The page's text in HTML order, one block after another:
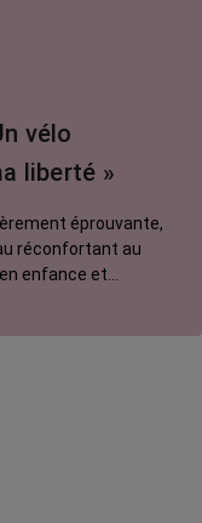
vélo
liberté »
éprouvante,
réconfortant au
enfance et